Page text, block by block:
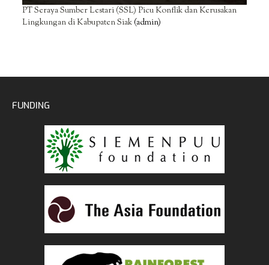
PT Seraya Sumber Lestari (SSL) Picu Konflik dan Kerusakan
Lingkungan di Kabupaten Siak(admin)
FUNDING